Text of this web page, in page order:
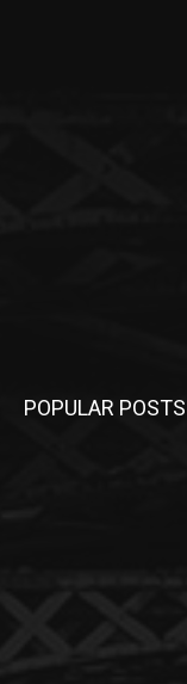
POPULAR POSTS